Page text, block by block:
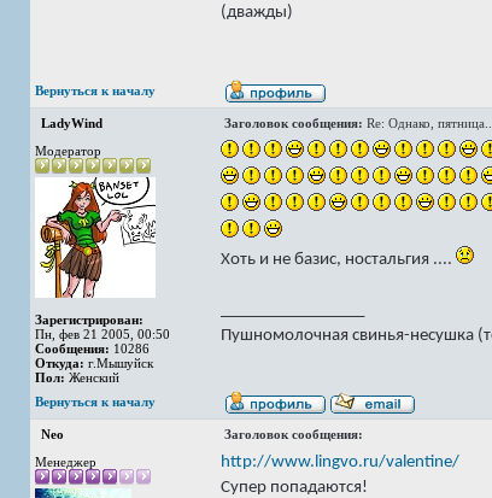
(дважды)
Вернуться к началу
LadyWind Заголовок сообщения: Re: Однако, пятница...
Модератор
Зарегистрирован:
Пн, фев 21 2005, 00:50
Сообщения: 10286
Откуда: г.Мышуйск
Пол: Женский
Хоть и не базис, ностальгия ....
Пушномолочная свинья-несушка
Вернуться к началу
Neo Заголовок сообщения:
Менеджер
http://www.lingvo.ru/valentine/
Супер попадаются!